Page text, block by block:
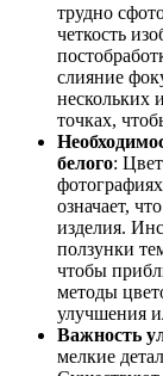
трудно
четкость
слияние
нескольких
точках,
белого:
означает,
изделия.
ползунки
чтобы
методы
улучшения
Важность
мелкие